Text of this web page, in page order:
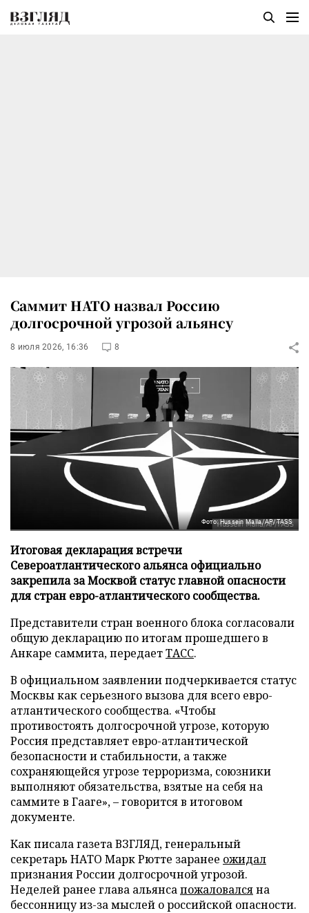
Саммит НАТО назвал Россию
долгосрочной угрозой альянсу
8 июля 2026, 16:36 8
Фото: Hussein Malla/AP/TASS
Итоговая декларация встречи
Североатлантического альянса официально
закрепила за Москвой статус главной опасности
для стран евро-атлантического сообщества.
Представители стран военного блока согласовали
общую декларацию по итогам прошедшего в
Анкаре саммита, передаетТАСС.
В официальном заявлении подчеркивается статус
Москвы как серьезного вызова для всего евро-
атлантического сообщества. «Чтобы
противостоять долгосрочной угрозе, которую
Россия представляет евро-атлантической
безопасности и стабильности, а также
сохраняющейся угрозе терроризма, союзники
выполняют обязательства, взятые на себя на
саммите в Гааге», – говорится в итоговом
документе.
Как писала газета ВЗГЛЯД, генеральный
секретарь НАТО Марк Рютте заранее ожидал
признания России долгосрочной угрозой.
Неделей ранее глава альянсапожаловалсяна
бессонницу из-за мыслей о российской опасности.